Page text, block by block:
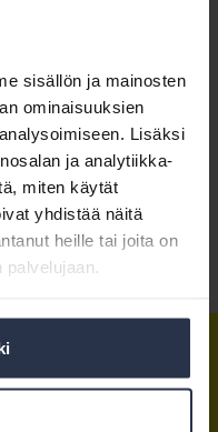
sisällön ja mainosten
ominaisuuksien
Lisäksi
ja analytiikka-
miten käytät
yhdistää näitä
heille tai joita on
palvelujaan.
rajattu
Isännöintiliitto